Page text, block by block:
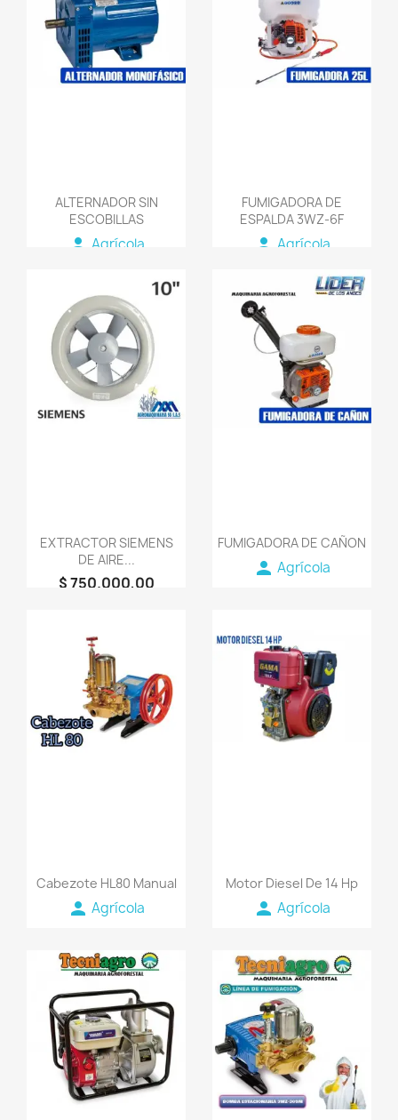
ALTERNADOR SIN
ESCOBILLAS
person Agrícola
FUMIGADORA DE
ESPALDA 3WZ-6F
person Agrícola
EXTRACTOR SIEMENS
DE AIRE...
$ 750.000,00
favorite_border
FUMIGADORA DE CAÑON
person Agrícola
favorite_border
Cabezote HL80 Manual
person Agrícola
favorite_border
Motor Diesel De 14 Hp
person Agrícola
favorite_border
favorite_border